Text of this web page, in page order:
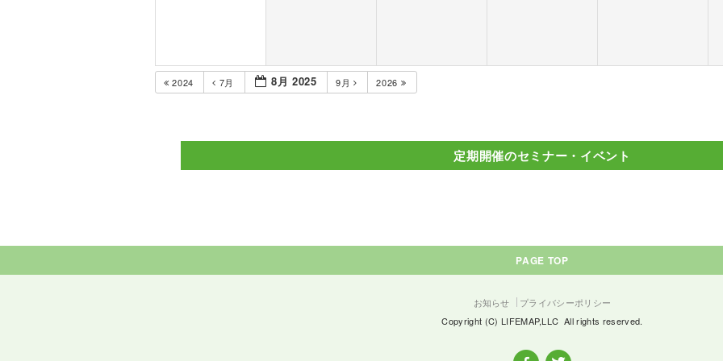
2024 7月 8月 2025 9月 2026
定期開催のセミナー・イベント
PAGE TOP
お知らせ
プライバシーポリシー
Copyright (C) LIFEMAP,LLC All rights reserved.